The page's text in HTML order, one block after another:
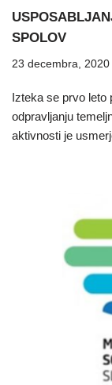
SPOLOV
23 decembra, 2020
Izteka se prvo leto
odpravljanju
aktivnosti je